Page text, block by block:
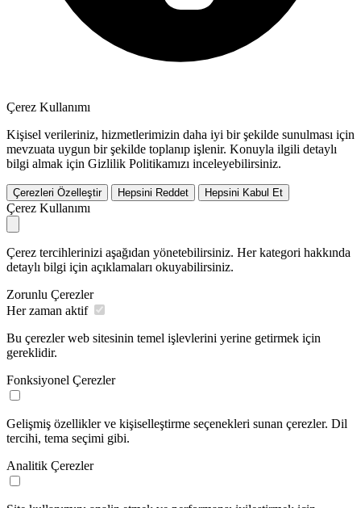
Çerez Kullanımı
Kişisel verileriniz, hizmetlerimizin daha iyi bir şekilde sunulması için
mevzuata uygun bir şekilde toplanıp işlenir. Konuyla ilgili detaylı
bilgi almak için Gizlilik Politikamızı inceleyebilirsiniz.
Çerezleri Özelleştir Hepsini Reddet Hepsini Kabul Et
Çerez Kullanımı
Çerez tercihlerinizi aşağıdan yönetebilirsiniz. Her kategori hakkında
detaylı bilgi için açıklamaları okuyabilirsiniz.
Zorunlu Çerezler
Her zaman aktif
Bu çerezler web sitesinin temel işlevlerini yerine getirmek için
gereklidir.
Fonksiyonel Çerezler
Gelişmiş özellikler ve kişiselleştirme seçenekleri sunan çerezler. Dil
tercihi, tema seçimi gibi.
Analitik Çerezler